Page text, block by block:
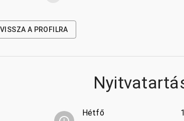
VISSZA A PROFILRA
Hétfő